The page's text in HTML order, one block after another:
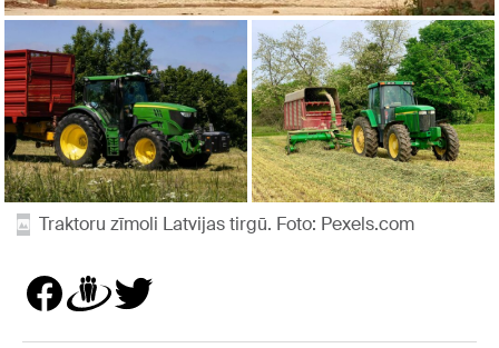
Traktoru zīmoli Latvijas tirgū. Foto: Pexels.com